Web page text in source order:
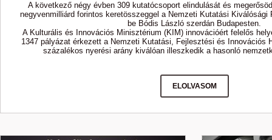
A következő négy évben 309 kutatócsoport elindulását és
negyvenmilliárd forintos keretösszeggel a Nemzeti Kutatási Kiválósági
be Bódis László szerdán Budapesten.
A Kulturális és Innovációs Minisztérium (KIM) innovációért felelős
1347 pályázat érkezett a Nemzeti Kutatási, Fejlesztési és Innovációs
százalékos nyerési arány kiválóan illeszkedik a hasonló
ELOLVASOM